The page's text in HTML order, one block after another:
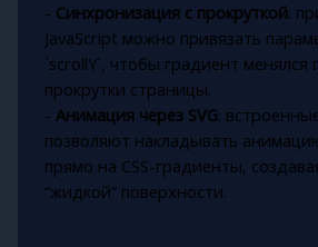
- Синхронизация с прокруткой:
JavaScript можно привязать
`scrollY`, чтобы градиент менялся
прокрутки страницы.
- Анимация через SVG:
позволяют накладывать
прямо на CSS-градиенты,
“жидкой” поверхности.